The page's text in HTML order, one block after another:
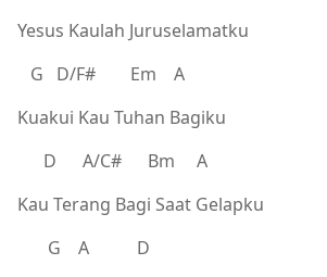
Yesus Kaulah Juruselamatku
G D/F# Em A
Kuakui Kau Tuhan Bagiku
D A/C# Bm A
Kau Terang Bagi Saat Gelapku
G A D